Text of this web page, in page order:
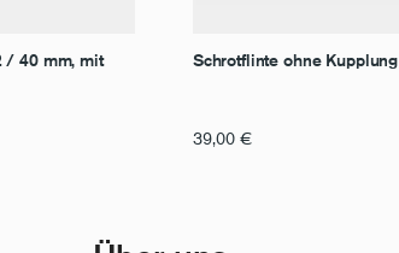
/ 40 mm, mit
Schrotflinte ohne Kupplung
39,00 €